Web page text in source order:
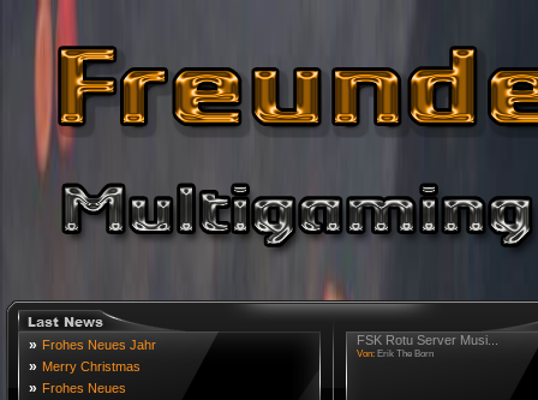
» Frohes Neues Jahr
» Merry Christmas
» Frohes Neues
FSK Rotu Server Musi...
Von: Erik The Born